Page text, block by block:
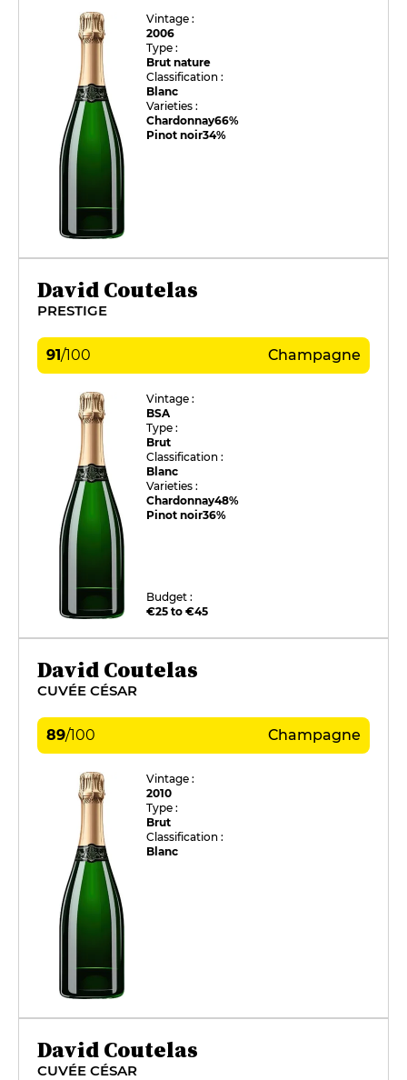
Vintage :
2006
Type :
Brut nature
Classification :
Blanc
Varieties :
Chardonnay66%
Pinot noir34%
David Coutelas
PRESTIGE
91/100 Champagne
Vintage :
BSA
Type :
Brut
Classification :
Blanc
Varieties :
Chardonnay48%
Pinot noir36%
Budget :
€25 to €45
David Coutelas
CUVÉE CÉSAR
89/100 Champagne
Vintage :
2010
Type :
Brut
Classification :
Blanc
David Coutelas
CUVÉE CÉSAR